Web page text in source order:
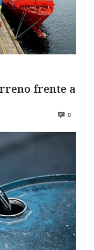
frente a
0